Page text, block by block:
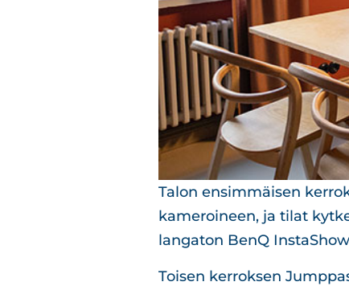
Talon ensimmäisen
kameroineen, ja tilat
langaton BenQ
Toisen kerroksen